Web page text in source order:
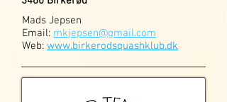
Mads Jepsen
Email: mkjepsen@gmail.com
Web: www.birkerodsquashklub.dk